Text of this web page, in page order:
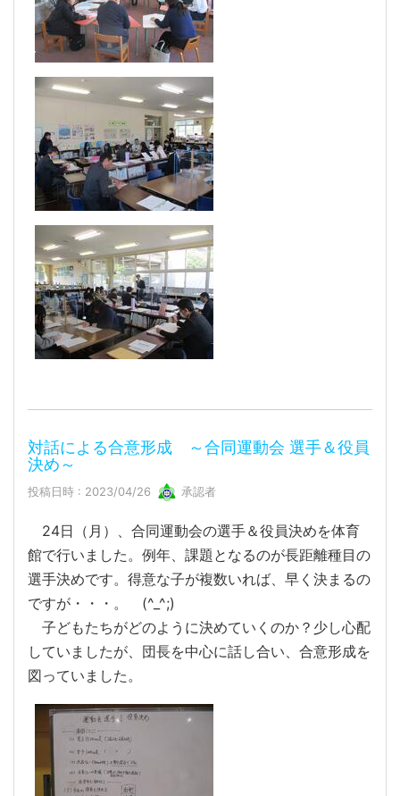
対話による合意形成 ～合同運動会 選手＆役員
決め～
投稿日時 : 2023/04/26 承認者
24日（月）、合同運動会の選手＆役員決めを体育
館で行いました。例年、課題となるのが長距離種目の
選手決めです。得意な子が複数いれば、早く決まるの
ですが・・・。 (^_^;)
子どもたちがどのように決めていくのか？少し心配
していましたが、団長を中心に話し合い、合意形成を
図っていました。